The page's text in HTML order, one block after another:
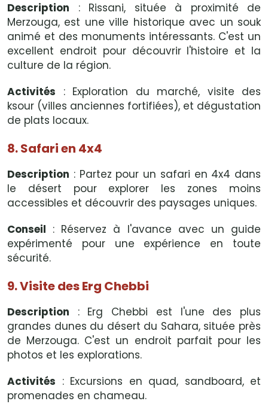
Description : Rissani, située à proximité de
Merzouga, est une ville historique avec un souk
animé et des monuments intéressants. C'est un
excellent endroit pour découvrir l'histoire et la
culture de la région.
Activités : Exploration du marché, visite des
ksour (villes anciennes fortifiées), et dégustation
de plats locaux.
8. Safari en 4x4
Description : Partez pour un safari en 4x4 dans
le désert pour explorer les zones moins
accessibles et découvrir des paysages uniques.
Conseil : Réservez à l'avance avec un guide
expérimenté pour une expérience en toute
sécurité.
9. Visite des Erg Chebbi
Description : Erg Chebbi est l'une des plus
grandes dunes du désert du Sahara, située près
de Merzouga. C'est un endroit parfait pour les
photos et les explorations.
Activités : Excursions en quad, sandboard, et
promenades en chameau.